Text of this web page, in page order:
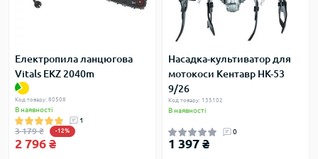
Електропила ланцюгова
Vitals EKZ 2040m
Код товару: 80508
В наявності
1
3 179 ₴ -12%
2 796 ₴
Насадка-культиватор для
мотокоси Кентавр НК-53
9/26
Код товару: 135102
В наявності
0
1 397 ₴